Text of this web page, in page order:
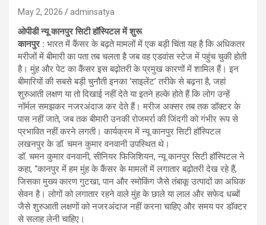
May 2, 2026 adminsatya
ओपीडी न्यू कानपुर सिटी हॉस्पिटल में शुरू
कानपुर : भारत में कैंसर के बढ़ते मामलों में एक बड़ी चिंता यह है कि अधिकतर
मरीजों में बीमारी का पता तब चलता है जब वह एडवांस स्टेज में पहुंच चुकी होती
है। मुंह और पेट का कैंसर इस बढ़ोतरी के प्रमुख कारणों में शामिल हैं। इन
बीमारियों की सबसे बड़ी चुनौती इनका ‘साइलेंट’ तरीके से बढ़ना है, जहां
शुरुआती लक्षण या तो दिखाई नहीं देते या इतने हल्के होते हैं कि लोग उन्हें
नॉर्मल समझकर नजरअंदाज कर देते हैं। मरीज अक्सर तब तक डॉक्टर के
पास नहीं जाते, जब तक बीमारी उनकी रोजमर्रा की जिंदगी को गंभीर रूप से
प्रभावित नहीं करने लगती। कार्यक्रम में न्यू कानपुर सिटी हॉस्पिटल
लखनपुर के डॉ. चमन कुमार वनवानी उपस्थित थे।
डॉ. चमन कुमार वनवानी, सीनियर फिजिशियन, न्यू कानपुर सिटी हॉस्पिटल ने
कहा, “कानपुर में हम मुंह के कैंसर के मामलों में लगातार बढ़ोतरी देख रहे हैं,
जिसका मुख्य कारण गुटखा, पान और स्मोकिंग जैसे तंबाकू उत्पादों का अधिक
सेवन है। लोगों को लगातार रहने वाले मुंह के छाले या लाल और सफेद धब्बों
जैसे शुरुआती लक्षणों को नजरअंदाज नहीं करना चाहिए और समय पर डॉक्टर
से सलाह लेनी चाहिए।